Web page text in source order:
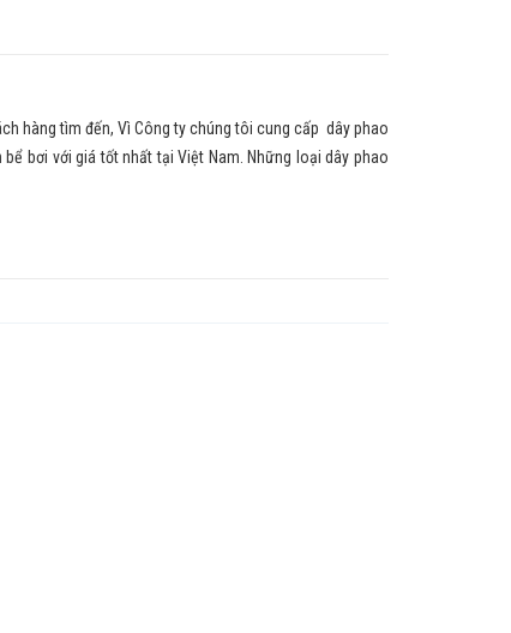
hàng tìm đến, Vì Công ty chúng tôi cung cấp dây phao
bơi với giá tốt nhất tại Việt Nam. Những loại dây phao